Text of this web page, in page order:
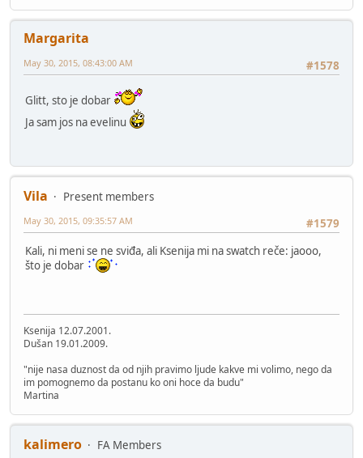
Margarita
#1578
May 30, 2015, 08:43:00 AM
Glitt, sto je dobar
Ja sam jos na evelinu
Vila
Present members
#1579
May 30, 2015, 09:35:57 AM
Kali, ni meni se ne sviđa, ali Ksenija mi na swatch reče: jaooo,
što je dobar
Ksenija 12.07.2001.
Dušan 19.01.2009.
"nije nasa duznost da od njih pravimo ljude kakve mi volimo, nego da
im pomognemo da postanu ko oni hoce da budu"
Martina
kalimero
FA Members